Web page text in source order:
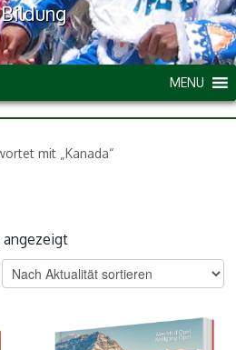
MENU
mit „Kanada“
angezeigtNach
Aktualität
sortiert